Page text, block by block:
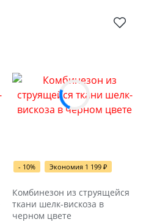
- 10% Экономия 1 199 ₽
Комбинезон из струящейся
ткани шелк-вискоза в
черном цвете